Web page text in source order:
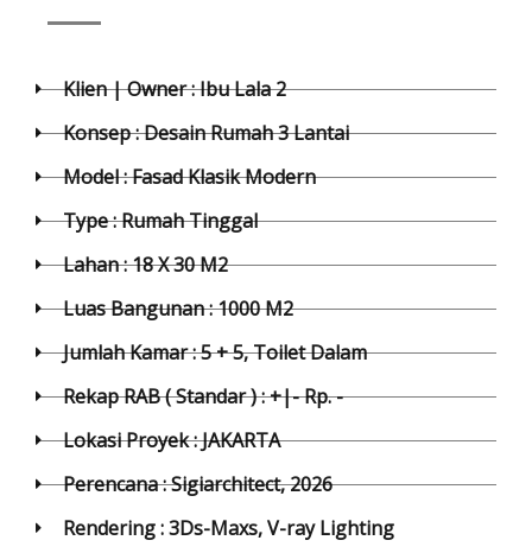
Klien | Owner : Ibu Lala 2
Konsep : Desain Rumah 3 Lantai
Model : Fasad Klasik Modern
Type : Rumah Tinggal
Lahan : 18 X 30 M2
Luas Bangunan : 1000 M2
Jumlah Kamar : 5 + 5, Toilet Dalam
Rekap RAB ( Standar ) : +|- Rp. -
Lokasi Proyek : JAKARTA
Perencana : Sigiarchitect, 2026
Rendering : 3Ds-Maxs, V-ray Lighting